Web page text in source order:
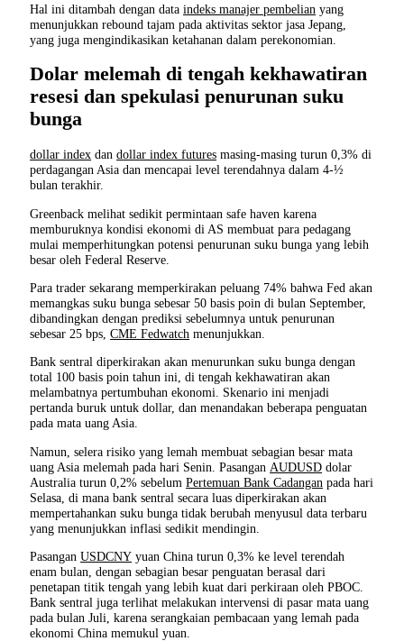
Hal ini ditambah dengan dataindeks manajer pembelian yang
menunjukkan rebound tajam pada aktivitas sektor jasa Jepang,
yang juga mengindikasikan ketahanan dalam perekonomian.
Dolar melemah di tengah kekhawatiran
resesi dan spekulasi penurunan suku
bunga
dollar index dandollar index futures masing-masing turun 0,3% di
perdagangan Asia dan mencapai level terendahnya dalam 4-½
bulan terakhir.
Greenback melihat sedikit permintaan safe haven karena
memburuknya kondisi ekonomi di AS membuat para pedagang
mulai memperhitungkan potensi penurunan suku bunga yang lebih
besar oleh Federal Reserve.
Para trader sekarang memperkirakan peluang 74% bahwa Fed akan
memangkas suku bunga sebesar 50 basis poin di bulan September,
dibandingkan dengan prediksi sebelumnya untuk penurunan
sebesar 25 bps,CME Fedwatch menunjukkan.
Bank sentral diperkirakan akan menurunkan suku bunga dengan
total 100 basis poin tahun ini, di tengah kekhawatiran akan
melambatnya pertumbuhan ekonomi. Skenario ini menjadi
pertanda buruk untuk dollar, dan menandakan beberapa penguatan
pada mata uang Asia.
Namun, selera risiko yang lemah membuat sebagian besar mata
uang Asia melemah pada hari Senin. Pasangan AUDUSD dolar
Australia turun 0,2% sebelumPertemuan Bank Cadangan pada hari
Selasa, di mana bank sentral secara luas diperkirakan akan
mempertahankan suku bunga tidak berubah menyusul data terbaru
yang menunjukkan inflasi sedikit mendingin.
PasanganUSDCNY yuan China turun 0,3% ke level terendah
enam bulan, dengan sebagian besar penguatan berasal dari
penetapan titik tengah yang lebih kuat dari perkiraan oleh PBOC.
Bank sentral juga terlihat melakukan intervensi di pasar mata uang
pada bulan Juli, karena serangkaian pembacaan yang lemah pada
ekonomi China memukul yuan.